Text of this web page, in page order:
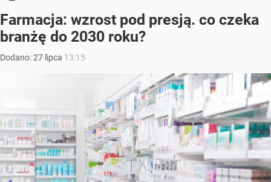
Farmacja: wzrost pod presją. co czeka
branżę do 2030 roku?
Dodano:27 lipca 13:15